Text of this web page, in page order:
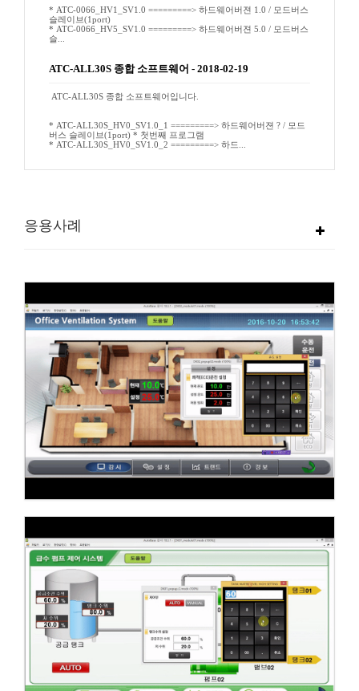
* ATC-0066_HV1_SV1.0 =========> 하드웨어버젼 1.0 / 모드버스
슬레이브(1port)
* ATC-0066_HV5_SV1.0 =========> 하드웨어버젼 5.0 / 모드버스
슬...
ATC-ALL30S 종합 소프트웨어 - 2018-02-19
ATC-ALL30S 종합 소프트웨어입니다.
* ATC-ALL30S_HV0_SV1.0_1 =========> 하드웨어버젼 ? / 모드
버스 슬레이브(1port) * 첫번째 프로그램
* ATC-ALL30S_HV0_SV1.0_2 =========> 하드...
응용사례